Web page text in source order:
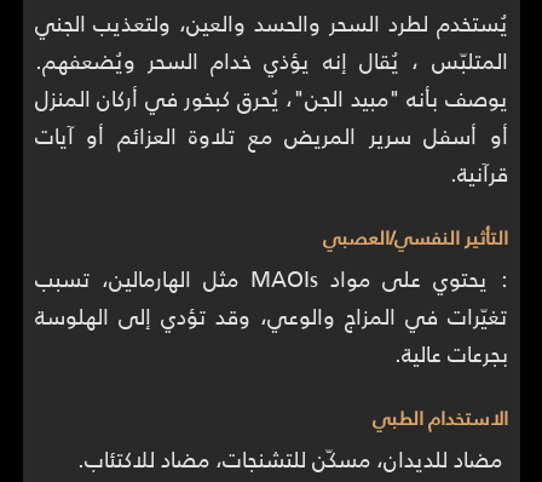
يُستخدم لطرد السحر والحسد والعين، ولتعذيب الجني
المتلبّس ، يُقال إنه يؤذي خدام السحر ويُضعفهم.
يوصف بأنه "مبيد الجن"، يُحرق كبخور في أركان المنزل
أو أسفل سرير المريض مع تلاوة العزائم أو آيات
قرآنية.
التأثير النفسي/العصبي
: يحتوي على مواد MAOIs مثل الهارمالين، تسبب
تغيّرات في المزاج والوعي، وقد تؤدي إلى الهلوسة
بجرعات عالية.
الاستخدام الطبي
مضاد للديدان، مسكّن للتشنجات، مضاد للاكتئاب.